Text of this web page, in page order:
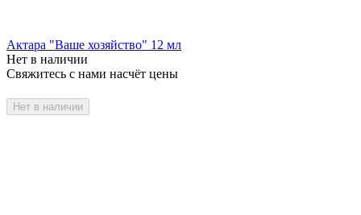
Актара "Ваше хозяйство" 12 мл
Нет в наличии
Свяжитесь с нами насчёт цены
Нет в наличии